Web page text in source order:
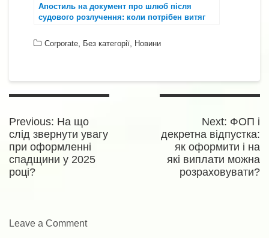
Апостиль на документ про шлюб після
судового розлучення: коли потрібен витяг
Corporate
Без категорії Новини
Навігація
Previous: Previous
post:
На що
слід звернути увагу
при оформленні
спадщини у 2025
році?
Next: Next
post:
ФОП і
декретна відпустка:
як оформити і на
які виплати можна
розраховувати?
Leave a Comment